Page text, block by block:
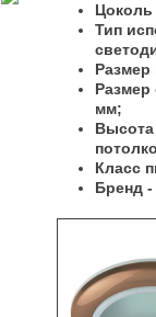
Цоколь
Тип
Размер
мм;
Класс
Бренд